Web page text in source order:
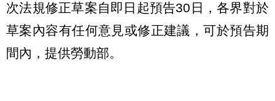
次法規修正草案自即日起預告30日，各界對於
草案內容有任何意見或修正建議，可於預告期
間內，提供勞動部。